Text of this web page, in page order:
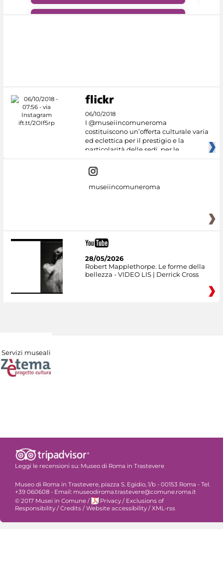
06/10/2018
I @museiincomuneroma
costituiscono un’offerta culturale varia
ed eclettica per il prestigio e la
particolarità delle sedi, per le
museiincomuneroma
28/05/2026
Robert Mapplethorpe. Le forme della
bellezza - VIDEO LIS | Derrick Cross
Servizi museali
Leggi le recensioni su: Museo di Roma in Trastevere
Museo di Roma in Trastevere, piazza S. Egidio, 1/b - 00153 Roma - Tel.
+39 060608 - Email: museodiroma.trastevere@comune.roma.it
© 2017 Musei in Comune / Privacy / Exclusions of
Responsibility / Credits / Website accessibility / XML-rss